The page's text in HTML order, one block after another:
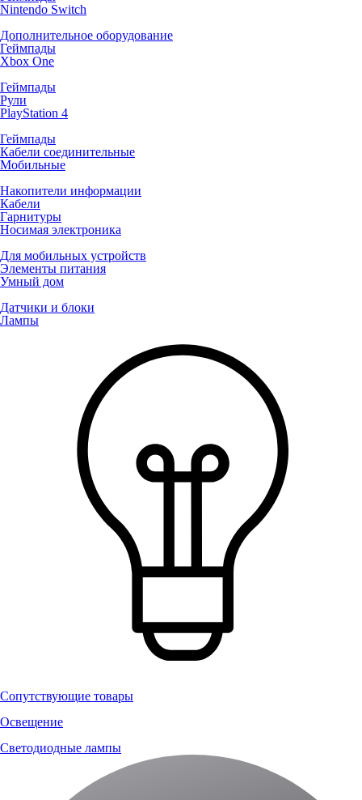
Nintendo Switch
Дополнительное оборудование
Геймпады
Xbox One
Геймпады
Рули
PlayStation 4
Геймпады
Кабели соединительные
Мобильные
Накопители информации
Кабели
Гарнитуры
Носимая электроника
Для мобильных устройств
Элементы питания
Умный дом
Датчики и блоки
Лампы
Сопутствующие товары
Освещение
Светодиодные лампы